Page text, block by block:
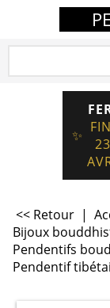
✨
<< Retour |
Bijoux
Pendentifs
Pendentif